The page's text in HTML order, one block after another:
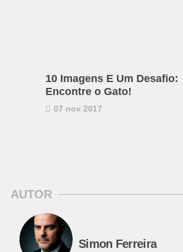
10 Imagens E Um Desafio:
Encontre o Gato!
07 nov 2017
AUTOR
Simon Ferreira